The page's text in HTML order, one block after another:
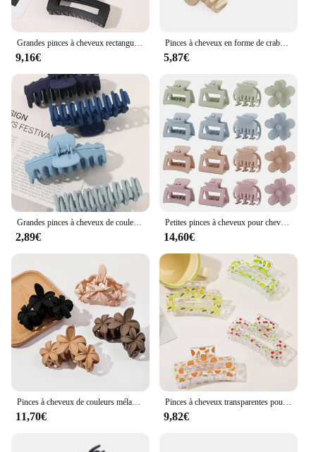
Grandes pinces à cheveux rectangulaires pour femmes, pinces à cheveux optiques, gels acryliques non alds, pinces à mâchoires, accessoires pour cheveux, 4 pièces
9,16€
Pinces à cheveux en forme de crabe pour femmes, 4 pièces, épingles, accessoires, fin, cordon, cadeaux pour filles
5,87€
Grandes pinces à cheveux de couleurs mélangées pour femmes et filles, optique de cheveux fins, poignée coordonnante, accessoires de coiffure, 4 pièces
2,89€
Petites pinces à cheveux pour cheveux optiques fins et moyens, 4 petites pinces à cheveux saillantes, jolies pinces à griffes de fleurs pour femmes et filles, mini pinces à cheveux, 16 pièces
14,60€
Pinces à cheveux de couleurs mélangées pour femmes et filles, pinces à cheveux bouclées, sans glissement, sans dommage, optique fine, grande fleur, mode, 4 pièces
11,70€
Pinces à cheveux transparentes pour l'optique et les cheveux fins, pinces à cheveux de Noël, conception exquise, grandes pinces, poignée de bain, 4 pièces
9,82€